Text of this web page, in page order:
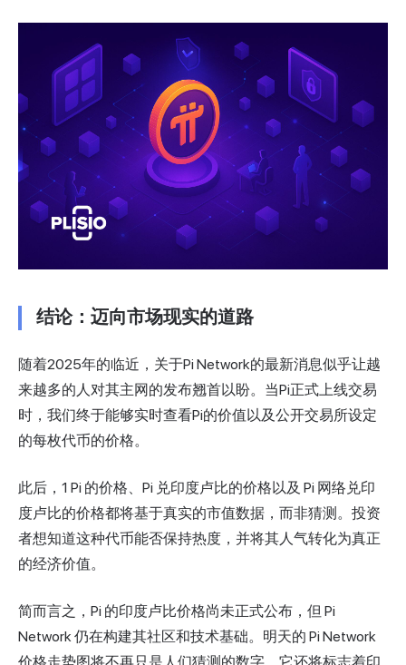
结论：迈向市场现实的道路
随着2025年的临近，关于Pi Network的最新消息似乎让越
来越多的人对其主网的发布翘首以盼。当Pi正式上线交易
时，我们终于能够实时查看Pi的价值以及公开交易所设定
的每枚代币的价格。
此后，1 Pi 的价格、Pi 兑印度卢比的价格以及 Pi 网络兑印
度卢比的价格都将基于真实的市值数据，而非猜测。投资
者想知道这种代币能否保持热度，并将其人气转化为真正
的经济价值。
简而言之，Pi 的印度卢比价格尚未正式公布，但 Pi
Network 仍在构建其社区和技术基础。明天的 Pi Network